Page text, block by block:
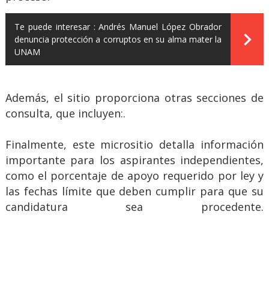
Te puede interesar : Andrés Manuel López Obrador
denuncia protección a corruptos en su alma mater la
UNAM
Además, el sitio proporciona otras secciones de
consulta, que incluyen:.
Finalmente, este micrositio detalla información
importante para los aspirantes independientes,
como el porcentaje de apoyo requerido por ley y
las fechas límite que deben cumplir para que su
candidatura sea procedente.